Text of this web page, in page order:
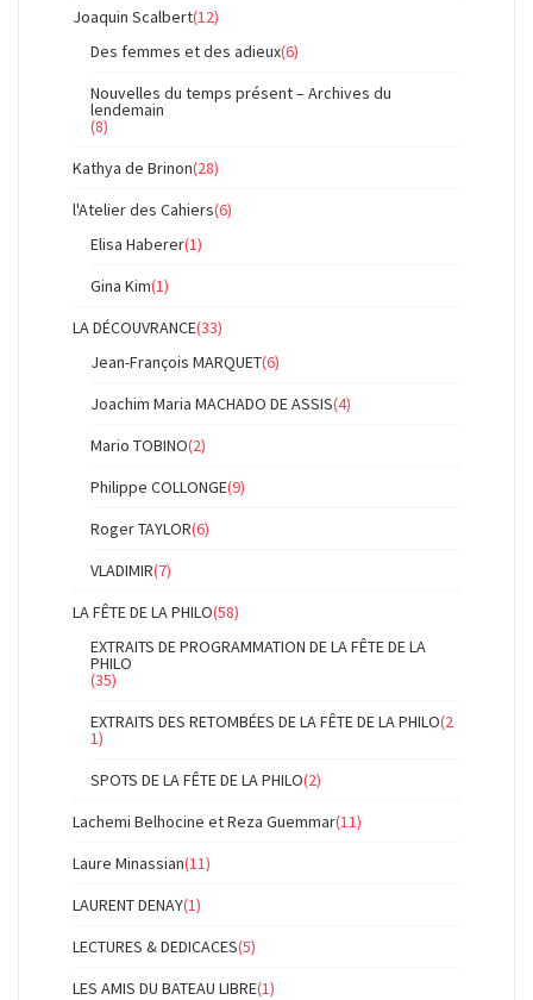
Joaquin Scalbert(12)
Des femmes et des adieux(6)
Nouvelles du temps présent – Archives du
lendemain
(8)
Kathya de Brinon(28)
l'Atelier des Cahiers(6)
Elisa Haberer(1)
Gina Kim(1)
LA DÉCOUVRANCE(33)
Jean-François MARQUET(6)
Joachim Maria MACHADO DE ASSIS(4)
Mario TOBINO(2)
Philippe COLLONGE(9)
Roger TAYLOR(6)
VLADIMIR(7)
LA FÊTE DE LA PHILO(58)
EXTRAITS DE PROGRAMMATION DE LA FÊTE DE LA
PHILO
(35)
EXTRAITS DES RETOMBÉES DE LA FÊTE DE LA PHILO(2
1)
SPOTS DE LA FÊTE DE LA PHILO(2)
Lachemi Belhocine et Reza Guemmar(11)
Laure Minassian(11)
LAURENT DENAY(1)
LECTURES & DEDICACES(5)
LES AMIS DU BATEAU LIBRE(1)